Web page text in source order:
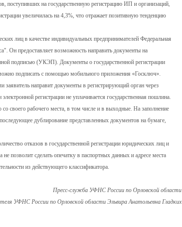
поступивших на государственную регистрацию ИП и организаций,
увеличилась на 4,3%, что отражает позитивную тенденцию
лиц в качестве индивидуальных предпринимателей Федеральная
Он предоставляет возможность направить документы на
подписью (УКЭП). Документы о государственной регистрации
подписать с помощью мобильного приложения «Госключ».
заявитель направит документы в регистрирующий орган через
регистрации не уплачивается государственная пошлина.
своего рабочего места, в том числе и в выходные. На заполнение
дублирование представленных документов на бумаге,
отказов в государственной регистрации юридических лиц и
позволит сделать опечатку в паспортных данных и адресе места
из действующего классификатора.
Пресс-служба УФНС России по Орловской области
УФНС России по Орловской области Эльвира Анатольевна Гладких